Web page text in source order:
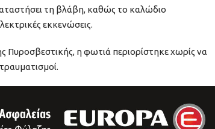
τη βλάβη, καθώς το καλώδιο
εκκενώσεις.
Πυροσβεστικής, η φωτιά περιορίστηκε χωρίς να